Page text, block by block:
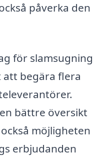
påverka den
för slamsugning
att begära flera
bättre översikt
möjligheten
erbjudanden